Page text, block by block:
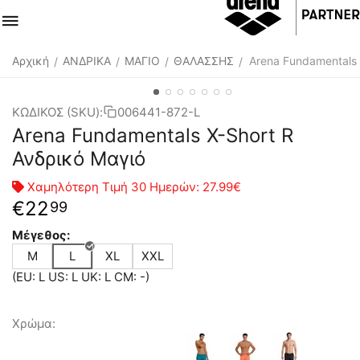
Αρχική / ΑΝΔΡΙΚΑ / ΜΑΓΙΟ / ΘΑΛΑΣΣΗΣ / Arena
ΚΩΔΙΚΟΣ (SKU): 006441-872-L
Arena Fundamentals X-Short R
Ανδρικό Μαγιό
Χαμηλότερη Τιμή 30 Ημερών: 27.99€
€2299
Μέγεθος:
M
L XL
XXL
(EU: L US: L UK: L CM: -)
Χρώμα: